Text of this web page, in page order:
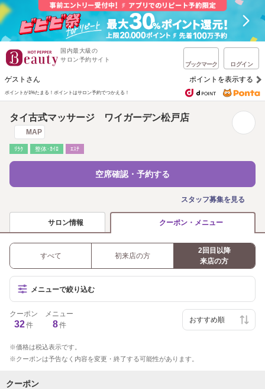
国内最大級の
サロン予約サイト
ブックマーク ログイン
ゲストさん ポイントを表示する
ポイントが1%たまる！ ポイントはサロン予約でつかえる！
タイ古式マッサージ ワイガーデン松戸店
MAP
ﾘﾗｸ 整体･ｶｲﾛ ｴｽﾃ
空席確認・予約する
スタッフ募集を見る
サロン情報 クーポン・メニュー
すべて 初来店の方
2回目以降
来店の方
メニューで絞り込む
クーポン
32件
メニュー
8件
価格は税込表示です。
クーポンは予告なく内容を変更・終了する可能性があります。
クーポン